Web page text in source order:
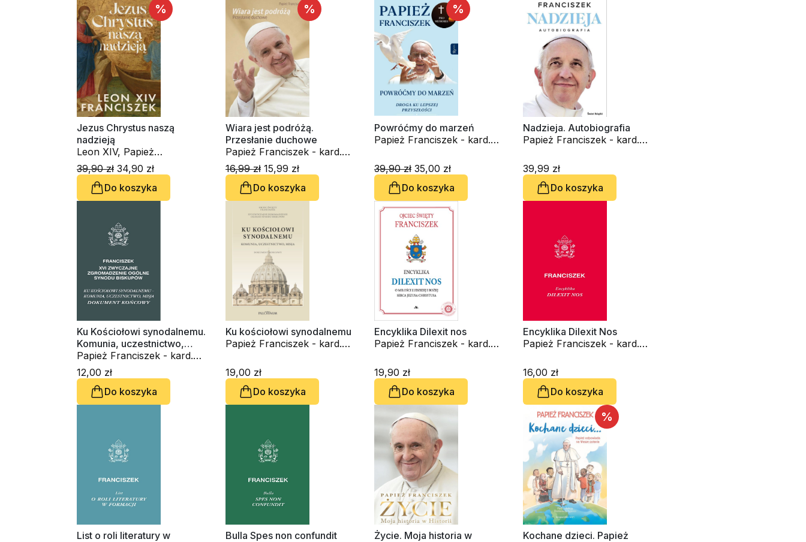
%
Jezus Chrystus naszą
nadzieją
Leon XIV, Papież
Franciszek - kard. Jorge
Mario Bergoglio
39,90 zł 34,90 zł
Do koszyka
%
Wiara jest podróżą.
Przesłanie duchowe
Papież Franciszek - kard.
Jorge Mario Bergoglio
16,99 zł 15,99 zł
Do koszyka
%
Powróćmy do marzeń
Papież Franciszek - kard.
39,90 zł 35,00 zł
Do koszyka
Nadzieja. Autobiografia
Papież Franciszek - kard.
39,99 zł
Do koszyka
Ku Kościołowi synodalnemu.
Komunia, uczestnictwo,
misja. Dokument końcowy
Papież Franciszek - kard.
Jorge Mario Bergoglio
12,00 zł
Do koszyka
Ku kościołowi synodalnemu
Papież Franciszek - kard.
19,00 zł
Do koszyka
Encyklika Dilexit nos
Papież Franciszek - kard.
19,90 zł
Do koszyka
Encyklika Dilexit Nos
Papież Franciszek - kard.
16,00 zł
Do koszyka
List o roli literatury w
Bulla Spes non confundit
Życie. Moja historia w
%
Kochane dzieci. Papież